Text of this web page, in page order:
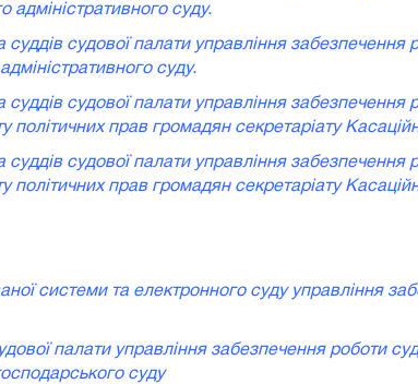
адміністративного суду.
судової палати управління забезпечення
суду.
судової палати управління забезпечення
прав громадян секретаріату
судової палати управління забезпечення
прав громадян секретаріату
системи та електронного суду управління
палати управління забезпечення роботи
суду